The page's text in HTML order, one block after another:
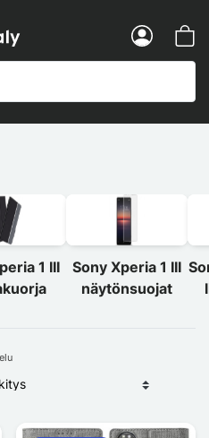
ja tarvikkeet
1 III
Sony Xperia 1 III
näytönsuojat